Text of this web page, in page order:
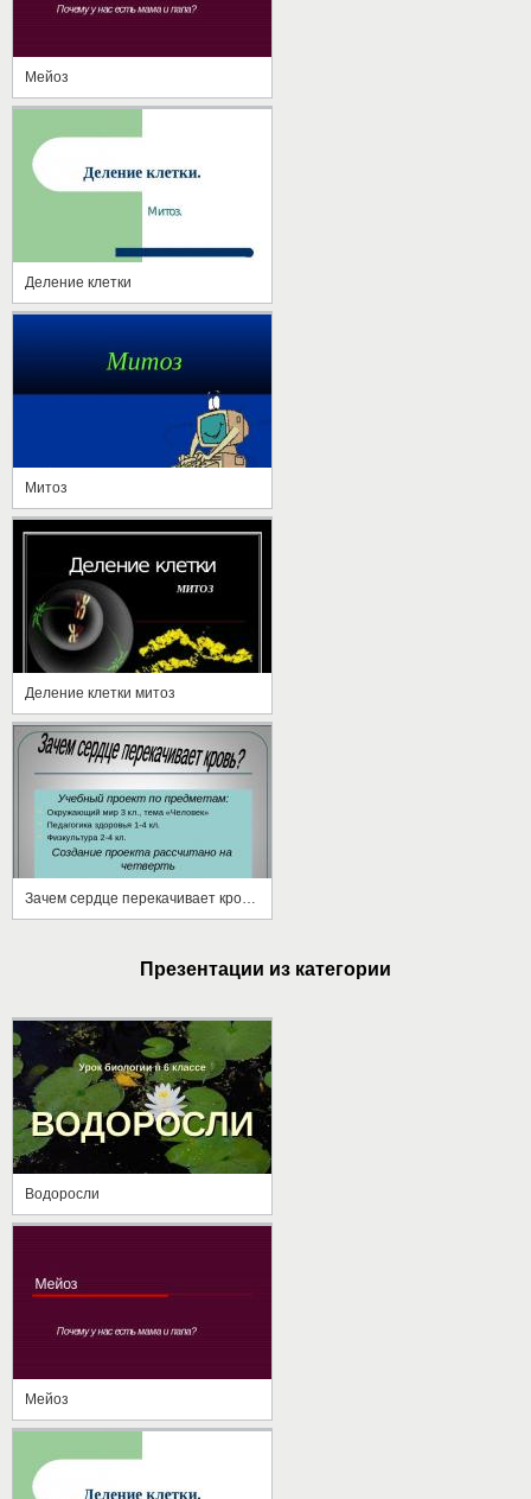
Мейоз
Деление клетки
Митоз
Деление клетки митоз
Презентации из категории
Водоросли
Мейоз